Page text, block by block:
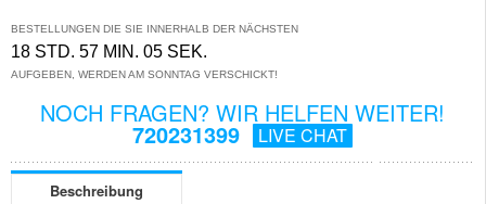
BESTELLUNGEN DIE SIE INNERHALB DER NÄCHSTEN
18 STD. 57 MIN. 04 SEK.
AUFGEBEN, WERDEN AM SONNTAG VERSCHICKT!
NOCH FRAGEN? WIR HELFEN WEITER!
720231399 LIVE CHAT
Beschreibung